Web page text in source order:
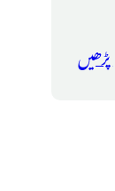
پڑھیں